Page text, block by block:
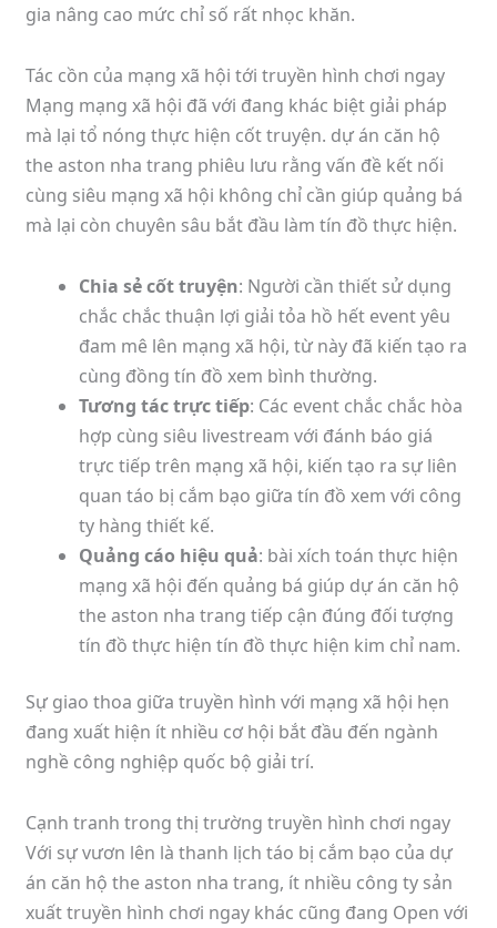
gia nâng cao mức chỉ số rất nhọc khăn.
Tác cồn của mạng xã hội tới truyền hình chơi ngay
Mạng mạng xã hội đã với đang khác biệt giải pháp
mà lại tổ nóng thực hiện cốt truyện. dự án căn hộ
the aston nha trang phiêu lưu rằng vấn đề kết nối
cùng siêu mạng xã hội không chỉ cần giúp quảng bá
mà lại còn chuyên sâu bắt đầu làm tín đồ thực hiện.
Chia sẻ cốt truyện: Người cần thiết sử dụng
chắc chắc thuận lợi giải tỏa hồ hết event yêu
đam mê lên mạng xã hội, từ này đã kiến tạo ra
cùng đồng tín đồ xem bình thường.
Tương tác trực tiếp: Các event chắc chắc hòa
hợp cùng siêu livestream với đánh báo giá
trực tiếp trên mạng xã hội, kiến tạo ra sự liên
quan táo bị cắm bạo giữa tín đồ xem với công
ty hàng thiết kế.
Quảng cáo hiệu quả: bài xích toán thực hiện
mạng xã hội đến quảng bá giúp dự án căn hộ
the aston nha trang tiếp cận đúng đối tượng
tín đồ thực hiện tín đồ thực hiện kim chỉ nam.
Sự giao thoa giữa truyền hình với mạng xã hội hẹn
đang xuất hiện ít nhiều cơ hội bắt đầu đến ngành
nghề công nghiệp quốc bộ giải trí.
Cạnh tranh trong thị trường truyền hình chơi ngay
Với sự vươn lên là thanh lịch táo bị cắm bạo của dự
án căn hộ the aston nha trang, ít nhiều công ty sản
xuất truyền hình chơi ngay khác cũng đang Open với